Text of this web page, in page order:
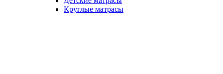
Круглые матрасы